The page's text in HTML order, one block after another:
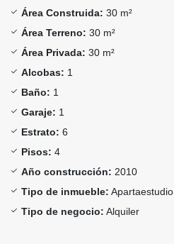
Área Construida: 30 m²
Área Terreno: 30 m²
Área Privada: 30 m²
Alcobas: 1
Baño: 1
Garaje: 1
Estrato: 6
Pisos: 4
Año construcción: 2010
Tipo de inmueble: Apartaestudio
Tipo de negocio: Alquiler